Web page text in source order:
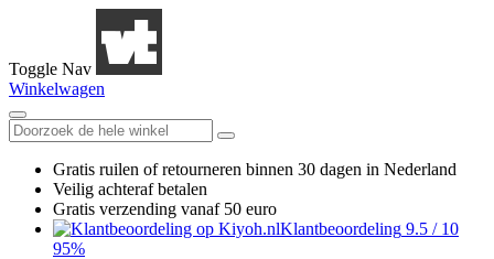
Toggle Nav
Winkelwagen
Gratis ruilen of retourneren binnen 30 dagen in Nederland
Veilig achteraf betalen
Gratis verzending vanaf 50 euro
Klantbeoordeling 9.5 / 10
95%